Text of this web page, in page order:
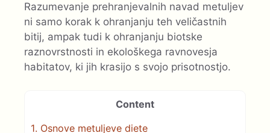
Razumevanje prehranjevalnih navad metuljev
ni samo korak k ohranjanju teh veličastnih
bitij, ampak tudi k ohranjanju biotske
raznovrstnosti in ekološkega ravnovesja
habitatov, ki jih krasijo s svojo prisotnostjo.
Content
1. Osnove metuljeve diete